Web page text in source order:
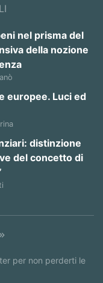
nel prisma del
della nozione
europee. Luci ed
distinzione
del concetto di
per non perderti le